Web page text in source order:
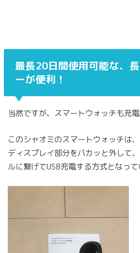
最長20日間使用可能な、
ーが便利！
当然ですが、スマートウォッチも充電
このシャオミのスマートウォッチは
ディスプレイ部分をパカッと外して
ルに繋げてUSB充電する方式となって